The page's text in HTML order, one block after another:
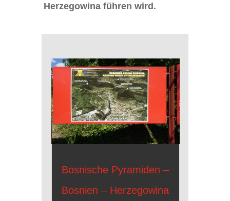
Herzegowina führen wird.
Bosnische Pyramiden –
Bosnien – Herzegowina